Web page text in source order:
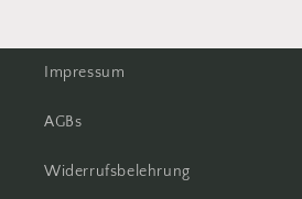
Impressum
AGBs
Widerrufsbelehrung